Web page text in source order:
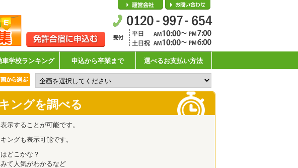
会社概要
車学校ランキング 申込から卒業まで 選べるお支払い方法
ングを調べる
示することが可能です。
ングも表示可能です。
どこかな？
て人気がわかるなど